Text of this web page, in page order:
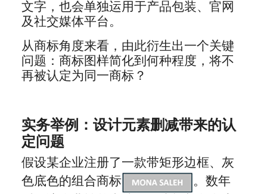
文字，也会单独运用于产品包装、官网
及社交媒体平台。
从商标角度来看，由此衍生出一个关键
问题：商标图样简化到何种程度，将不
再被认定为同一商标？
实务举例：设计元素删减带来的认
定问题
假设某企业注册了一款带矩形边框、灰
色底色的组合商标
。数年